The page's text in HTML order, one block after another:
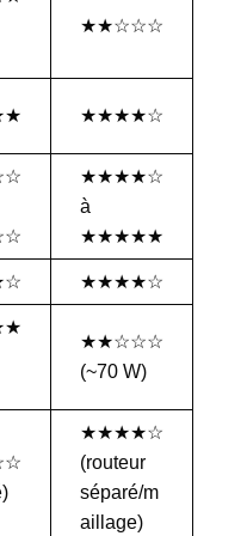
★★☆☆☆
★★★★☆
★★★★☆
à
★★★★★
★★★★☆
★★☆☆☆
(~70 W)
★★★★☆
(routeur
séparé/m
aillage)